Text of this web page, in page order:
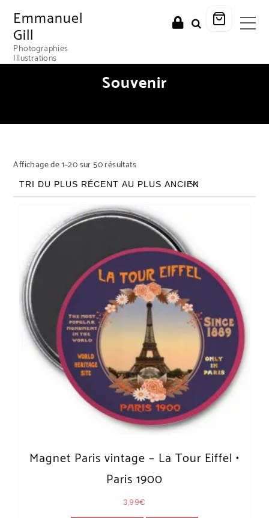
Emmanuel
Gill
Photographies
Illustrations
Souvenir
Affichage de 1–20 sur 50 résultatsTrié du plus récent au plus ancien
Magnet Paris vintage – La Tour Eiffel •
Paris 1900
3,99€